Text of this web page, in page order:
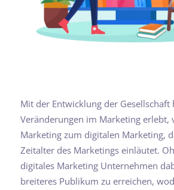
Mit der Entwicklung der
Veränderungen im Marketing
Marketing zum digitalen Marketing,
Zeitalter des Marketings einläutet.
digitales Marketing Unternehmen
breiteres Publikum zu erreichen,